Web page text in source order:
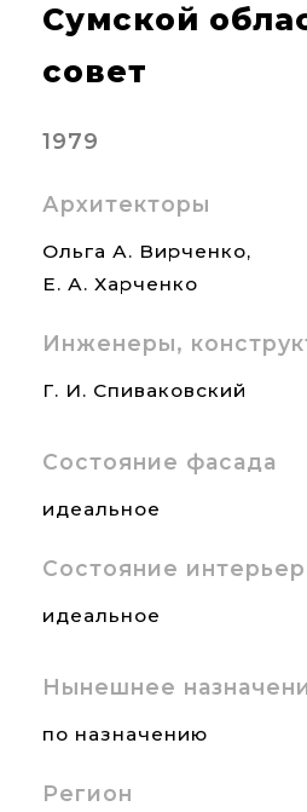
Сумской
совет
1979
Архитекторы
Ольга А. Вирченко,
Е. А. Харченко
Инженеры,
Г. И. Спиваковский
Состояние фасада
идеальное
Состояние
идеальное
Нынешнее
по назначению
Регион